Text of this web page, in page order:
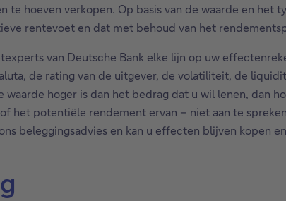
hoeven verkopen. Op basis van de waarde en het
rentevoet en dat met behoud van het
van Deutsche Bank elke lijn op uw
de rating van de uitgever, de volatiliteit, de
hoger is dan het bedrag dat u wil lenen, dan
het potentiële rendement ervan – niet aan te
beleggingsadvies en kan u effecten blijven kopen